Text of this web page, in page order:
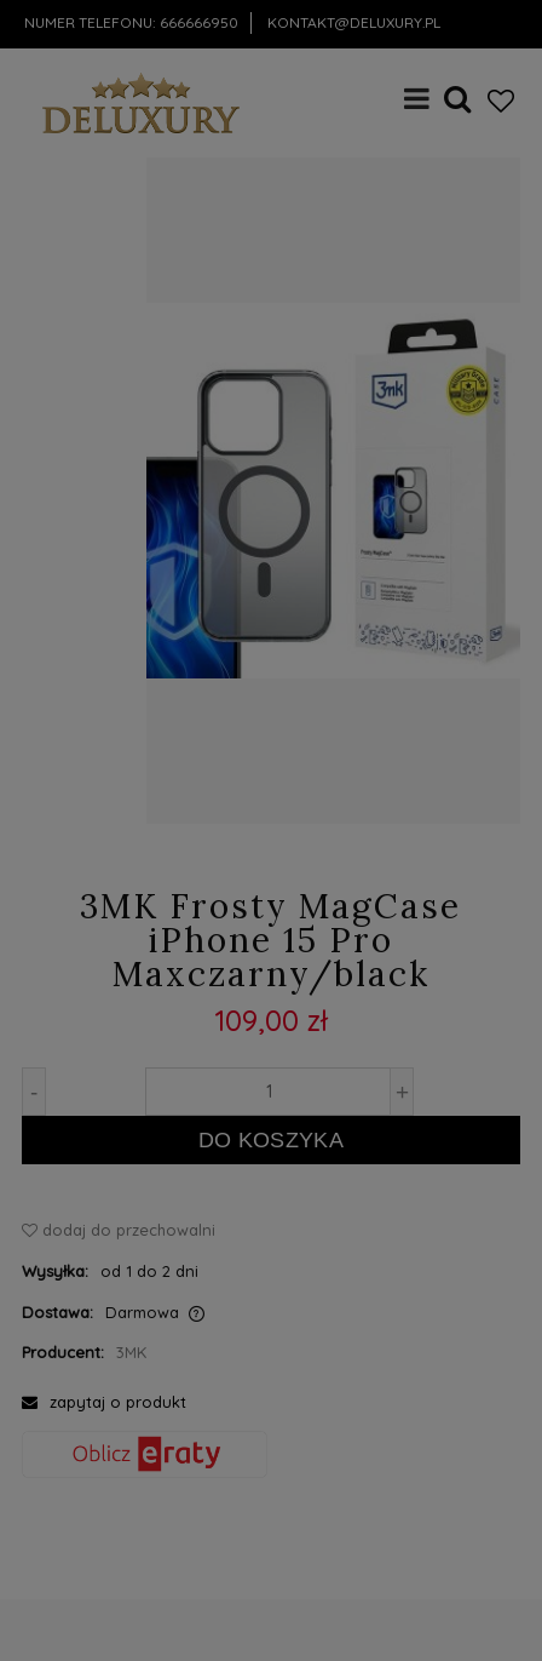
NUMER TELEFONU: 666666950 KONTAKT@DELUXURY.PL
3MK Frosty MagCase
iPhone 15 Pro
Maxczarny/black
109,00 zł
- +
DO KOSZYKA
dodaj do przechowalni
Wysyłka: od 1 do 2 dni
Dostawa:
Darmowa
Producent:
3MK
zapytaj o produkt